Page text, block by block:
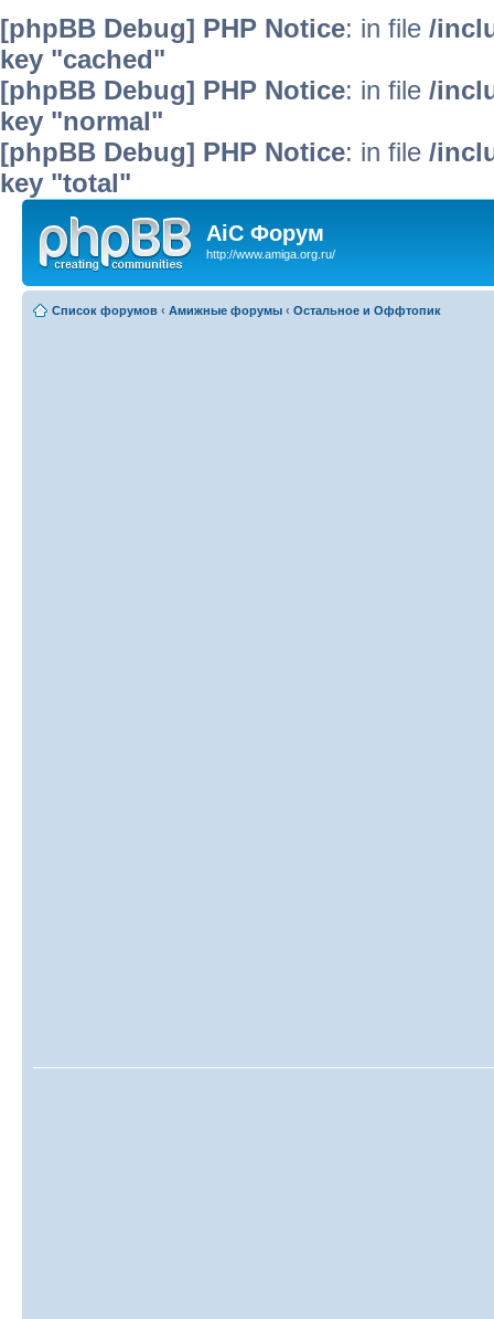
[phpBB Debug] PHP Notice: in file /
key "cached"
[phpBB Debug] PHP Notice: in file /
key "normal"
[phpBB Debug] PHP Notice: in file /
key "total"
AiC Форум
http://www.amiga.org.ru/
Список форумов ‹ Амижные форумы ‹ Остальное и Оффтопик